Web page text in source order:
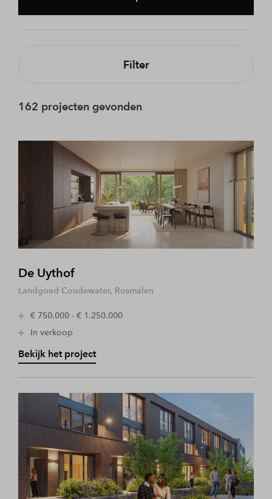
Filter
162 projecten gevonden
De Uythof
Landgoed Coudewater, Rosmalen
€ 750.000 - € 1.250.000
In verkoop
Bekijk het project